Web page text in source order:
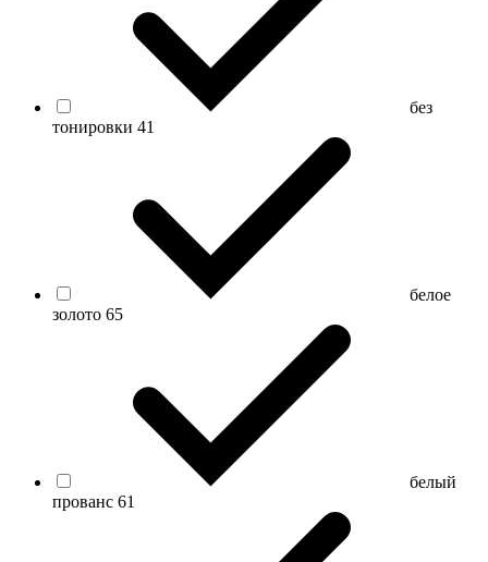
без
тонировки 41
белое
золото 65
белый
прованс 61